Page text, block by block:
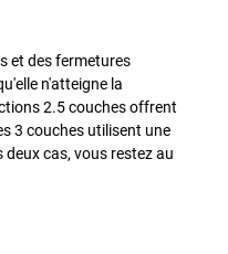
et des fermetures
n'atteigne la
2.5 couches offrent
3 couches utilisent une
cas, vous restez au